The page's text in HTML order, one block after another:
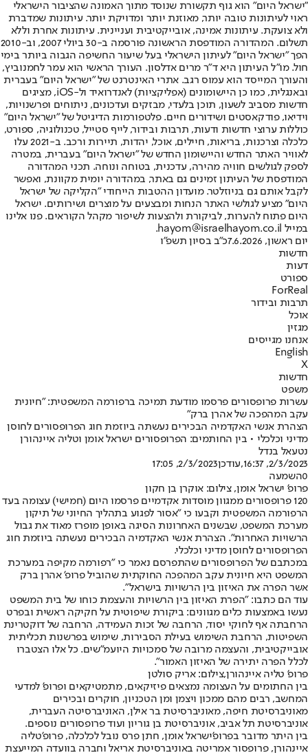
"ישראל היום" הוא גוף תקשורת שנוסד מתוך האמונה שהציבור הישראלי
ראוי לעיתונות טובה יותר, מאוזנת יותר ומדויקת יותר. עיתונות שמדברת
ולא צועקת. עיתונות אמינה, אובייקטיבית ועניינית. עיתונות אחרת וללא
תשלום. המהדורה המודפסת הראשונה פורסמה ב-30 ביולי 2007, וב-2010
הפך "ישראל היום" לעיתון הישראלי בעל שיעור החשיפה הגבוה ביותר בימי
חול. מו"ל העיתון היא ד"ר מרים אדלסון. העורך הראשי הוא עמר לחמנוביץ,
והעורך המייסד הוא עמוס רגב. אתרי האינטרנט של "ישראל היום" בעברית
ובאנגלית, כמו כן היישומונים (אפליקציות) לאנדרואיד ול-iOS, מציגים
חדשות מסביב לשעון, תוכן בלעדי, מבזקים ועדכונים, ניתוחים ופרשנויות,
וידיאו, פודקאסטים ושידורים חיים. פלטפורמות הדיגיטל של "ישראל היום"
כוללות ערוצי חדשות ודעות, תרבות ובידור, לייף סטייל, טכנולוגיה, ספורט,
כלכלה וצרכנות, בריאות, חיילים, אוכל, יהדות, תיירות ורכב. ב-2021 עלו
לאוויר האתר החדש והיישומון החדש של "ישראל היום" בעברית, במטרה
לספק לגולשים חוויה מהירה, עדכנית, בטוחה ונוחה. תכני המהדורה
המודפסת של העיתון זמינים גם באתר, במהדורה יומית מקוונת, ואפשר
לקבל אותם גם בניוזלטר. מועדון ההטבות הייחודי "הקליקה של ישראל
היום" מציע לגולשי האתר הנחות ומבצעים על מוצרים ושירותים. ישראל
היום פתוח להערות, לביקורת ולהצעות לשיפור מקהל הקוראים. פנו אלינו
במייל hayom@israelhayom.co.il.
יום ראשון, 7.6.2026
כ"ב בסיון תשפ"ו
חדשות
דעות
ספורט
ForReal
תרבות ובידור
אוכל
מגזין
אנחנו מגייסים
English
X
חדשות
משפט
עשרות פרופסורים פרסמו מודעת תמיכה ברפורמה המשפטית: "חיונית
עקב המהפכה של אהרן ברק"
הצהרת אנשי האקדמיה הבכירים נעשתה ביוזמת חוג הפרופסורים לחוסן
מדיני וכלכלי • בין החותמים: הפרופסורים ישראל אומן וטליה איינהורן
נטעאל בנדל
2/3/2023, 16:37
,עודכן2/3/2023, 17:05
0השמעה
פרופ' ישראל אומן, צילום: אוקרן בן חקון
120 פרופסורים ממגוון מוסדות אקדמיים פרסמו היום (חמישי) עצומה בעד
הרפורמה המשפטית וקבעו כי "אסור לפגוע בתהליך החיוני של תיקון
מערכת המשפט, שבשנים האחרונות הסיגה באופן מופרז מאוד את גבול
הרשויות האחרות". הצהרת אנשי האקדמיה הבכירים נעשתה ביוזמת חוג
הפרופסורים לחוסן מדיני וכלכלי.
במכתבם של הפרופסורים שהתפרסם נאמר כי "רפורמה מקיפה במערכת
המשפט היא חיונית עקב המהפכה החוקתית שהוביל פרופ' אהרן ברק
אשר הפרה את האיזון בין הרשויות בישראל".
עוד הם כתבו: "הפרת האיזון בין הרשויות והעצמת כוחו של בית המשפט
נעשו באמצעות כלים מגוונים: ביקורת שיפוטית על חקיקה ראשית ובפרט
הרחבתה אף לחוקי יסוד, הרחבה של זכות העמידה, הרחבה של דוקטרינת
השפיטות, הרחבת השימוש בעילת הסבירות, שימוש בפרשנות תכליתית
אובייקטיבית, והעצמה מרובה של סמכויות היועמ"שים. כל אלו הצטברו
לכלל הפרה יתירה של האיזון האמור".
פרופ' טליה איינהורן,צילום: אריק סולטן
בין החתומים על העצומה נמצאים פיזיקאים, מתמטיקאים ופרופ' למדעי
המחשב, רבים מהם ממכון ויצמן ומן הטכניון, חוקרים ובכירים
מאוניברסיטת חיפה, מאוניברסיטת בר אילן, האוניברסיטה העברית,
אוניברסיטת תל אביב, אוניברסיטת בן גוריון ועוד פרופסורים נוספים.
בין היתר מדובר בפרופ'ישראל אומן, חתן פרס נובל לכלכלה, פרופ'טליה
איינהורן, פרופסור אמריטה באוניברסיטת אריאל וחברה בוועדה המייעצת